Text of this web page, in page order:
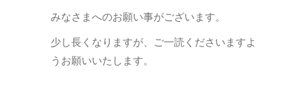
みなさまへのお願い事がございます。
少し長くなりますが、ご一読くださいますよ
うお願いいたします。